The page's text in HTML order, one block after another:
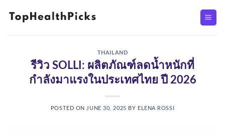
THAILAND
รีวิว SOLLI: ผลิตภัณฑ์ลดน้ำหนักที่
กำลังมาแรงในประเทศไทย ปี 2026
POSTED ON JUNE 30, 2025 BY ELENA ROSSI